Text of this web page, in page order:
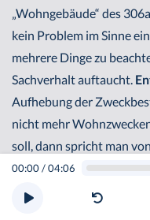
00:00/04:06
„Wohngebäude“ des
kein Problem im Sinne
mehrere Dinge zu
Sachverhalt auftaucht.
Aufhebung der
nicht mehr
soll, dann spricht man
durch Realakt
Gebäude in Brand zu